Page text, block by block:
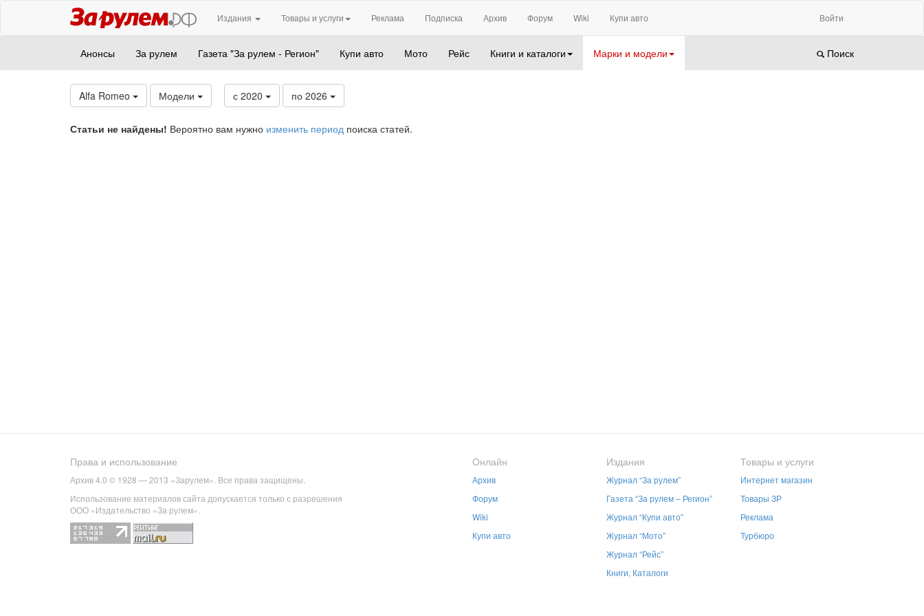
Издания Товары и услуги Реклама Подписка Архив Форум Wiki Купи авто Войти
Анонсы За рулем Газета "За рулем - Регион" Купи авто Мото Рейс Книги и каталоги Марки и модели Поиск
Alfa Romeo Модели с 2020 по 2026
Статьи не найдены! Вероятно вам нужно изменить период поиска статей.
Права и использование
Архив 4.0 © 1928 — 2013 «Зарулем». Все права защищены.
Использование материалов сайта допускается только с разрешения
ООО «Издательство «За рулем».
Онлайн
Архив
Форум
Wiki
Купи авто
Издания
Журнал “За рулем”
Газета “За рулем – Регион”
Журнал “Купи авто”
Журнал “Мото”
Журнал “Рейс”
Книги, Каталоги
Товары и услуги
Интернет магазин
Товары ЗР
Реклама
Турбюро